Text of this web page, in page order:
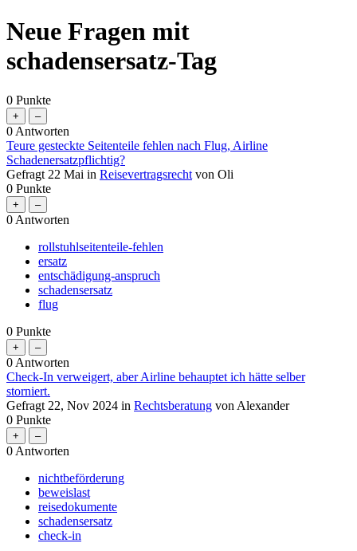
Neue Fragen mit
schadensersatz-Tag
0 Punkte
0 Antworten
Teure gesteckte Seitenteile fehlen nach Flug, Airline
Schadenersatzpflichtig?
Gefragt 22 Mai in Reisevertragsrecht von Oli
0 Punkte
0 Antworten
rollstuhlseitenteile-fehlen
ersatz
entschädigung-anspruch
schadensersatz
flug
0 Punkte
0 Antworten
Check-In verweigert, aber Airline behauptet ich hätte selber
storniert.
Gefragt 22, Nov 2024 in Rechtsberatung von Alexander
0 Punkte
0 Antworten
nichtbeförderung
beweislast
reisedokumente
schadensersatz
check-in